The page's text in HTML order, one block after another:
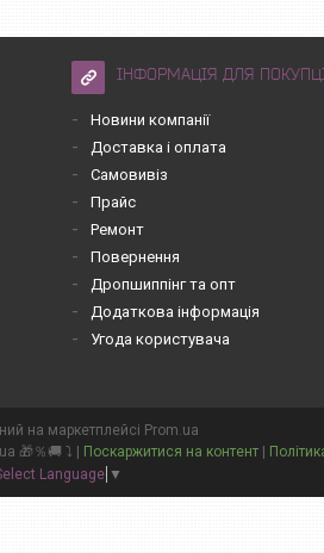
ІНФОРМАЦІЯ ДЛЯ
Новини компанії
Доставка і оплата
Самовивіз
Прайс
Ремонт
Повернення
Дропшиппінг та опт
Додаткова інформація
Угода користувача
на маркетплейсі Prom.ua
Поскаржитися на контент
Language ▼